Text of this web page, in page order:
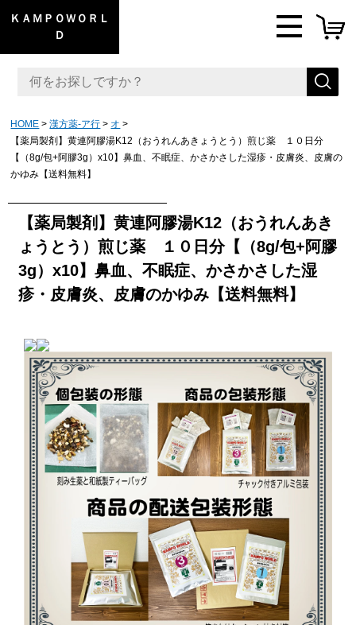
ＫＡＭＰＯＷＯＲＬ
Ｄ
HOME 漢方薬-ア行
オ
【薬局製剤】黄連阿膠湯K12（おうれんあきょうとう）煎じ薬 １０日分
【（8g/包+阿膠3g）x10】鼻血、不眠症、かさかさした湿疹・皮膚炎、皮膚の
かゆみ【送料無料】
【薬局製剤】黄連阿膠湯K12（おうれんあき
ょうとう）煎じ薬 １０日分【（8g/包+阿膠
3g）x10】鼻血、不眠症、かさかさした湿
疹・皮膚炎、皮膚のかゆみ【送料無料】